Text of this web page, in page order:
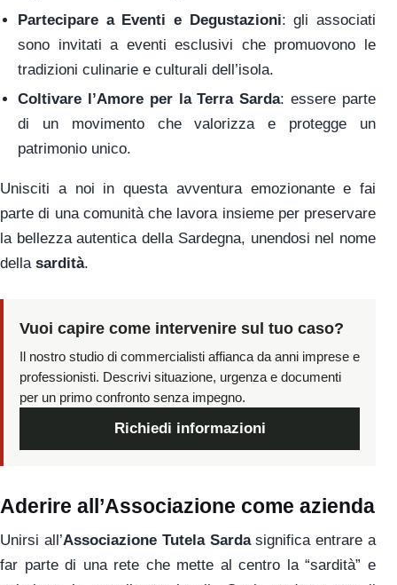
Partecipare a Eventi e Degustazioni: gli associati
sono invitati a eventi esclusivi che promuovono le
tradizioni culinarie e culturali dell’isola.
Coltivare l’Amore per la Terra Sarda: essere parte
di un movimento che valorizza e protegge un
patrimonio unico.
Unisciti a noi in questa avventura emozionante e fai
parte di una comunità che lavora insieme per preservare
la bellezza autentica della Sardegna, unendosi nel nome
della sardità.
Vuoi capire come intervenire sul tuo caso?
Il nostro studio di commercialisti affianca da anni imprese e
professionisti. Descrivi situazione, urgenza e documenti
per un primo confronto senza impegno.
Richiedi informazioni
Aderire all’Associazione come azienda
Unirsi all’Associazione Tutela Sardasignifica entrare a
far parte di una rete che mette al centro la “sardità” e